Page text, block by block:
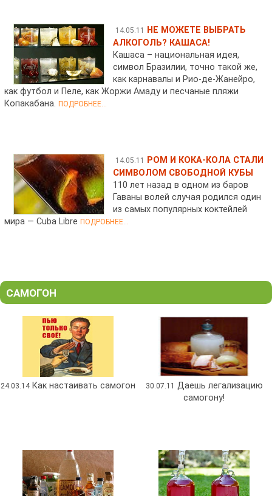
14.05.11
НЕ МОЖЕТЕ ВЫБРАТЬ
АЛКОГОЛЬ? КАШАСА!
Кашаса – национальная идея,
символ Бразилии, точно такой же,
как карнавалы и Рио-де-Жанейро,
как футбол и Пеле, как Жоржи Амаду и песчаные пляжи
Копакабана.ПОДРОБНЕЕ...
14.05.11
РОМ И КОКА-КОЛА СТАЛИ
СИМВОЛОМ СВОБОДНОЙ КУБЫ
110 лет назад в одном из баров
Гаваны волей случая родился один
из самых популярных коктейлей
мира — Cuba LibreПОДРОБНЕЕ...
САМОГОН
24.03.14Как настаивать самогон 30.07.11 Даешь легализацию
самогону!